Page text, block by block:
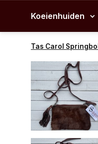
Koeienhuiden
Tas Carol